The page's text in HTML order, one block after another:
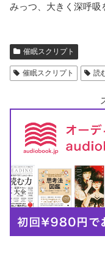
みっつ、大きく深呼吸
催眠スクリプト
催眠スクリプト 読